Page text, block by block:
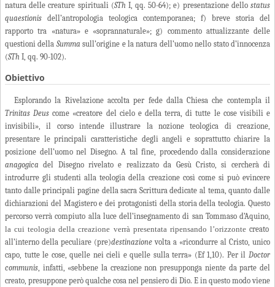
natura delle creature spirituali (STh I, qq. 50-64); e) presentazione dellostatus
quaestionis dell’antropologia teologica contemporanea; f) breve storia del
rapporto tra «natura» e «soprannaturale»; g) commento attualizzante delle
questioni della Summa sull’origine e la natura dell’uomo nello stato d’innocenza
(STh I, qq. 90-102).
Obiettivo
Esplorando la Rivelazione accolta per fede dalla Chiesa che contempla il
Trinitas Deus come «creatore del cielo e della terra, di tutte le cose visibili e
invisibili», il corso intende illustrare la nozione teologica di creazione,
presentare le principali caratteristiche degli angeli e soprattutto chiarire la
posizione dell’uomo nel Disegno. A tal fine, procedendo dalla considerazione
anagogica del Disegno rivelato e realizzato da Gesù Cristo, si cercherà di
introdurre gli studenti alla teologia della creazione così come si può evincere
tanto dalle principali pagine della sacra Scrittura dedicate al tema, quanto dalle
dichiarazioni del Magistero e dei protagonisti della storia della teologia. Questo
percorso verrà compiuto alla luce dell’insegnamento di san Tommaso d’Aquino,
la cui teologia della creazione verrà presentata ripensando l’orizzonte creato
all’interno della peculiare (pre)destinazione volta a «ricondurre al Cristo, unico
capo, tutte le cose, quelle nei cieli e quelle sulla terra» (Ef 1,10). Per il Doctor
communis, infatti, «sebbene la creazione non presupponga niente da parte del
creato, presuppone però qualche cosa nel pensiero di Dio. E in questo modo viene